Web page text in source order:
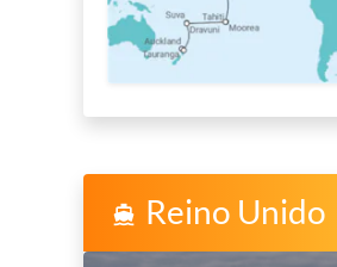
directions_boat Reino Unido